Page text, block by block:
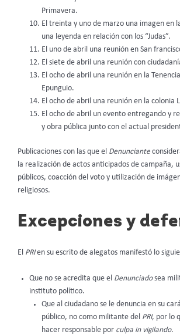
Primavera.
El treinta y uno de marzo una imagen en
una leyenda en relación con los “Judas”.
El uno de abril una reunión en San
El siete de abril una reunión con
El ocho de abril una reunión en la
Epunguio.
El ocho de abril una reunión en la colonia
El ocho de abril un evento entregando y
y obra pública junto con el actual
Publicaciones con las que el Denunciante
la realización de actos anticipados de campaña,
públicos, coacción del voto y utilización de
religiosos.
Excepciones y
El PRIen su escrito de alegatos manifestó lo
Que no se acredita que el Denunciadosea
instituto político.
Que al ciudadano se le denuncia en su
público, no como militante del PRI, por lo
hacer responsable por culpa in vigilando.